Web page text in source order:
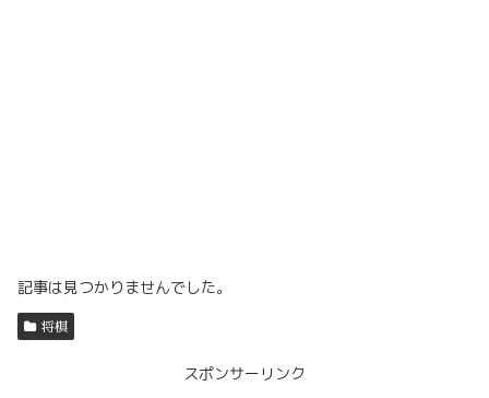
記事は見つかりませんでした。
将棋
スポンサーリンク